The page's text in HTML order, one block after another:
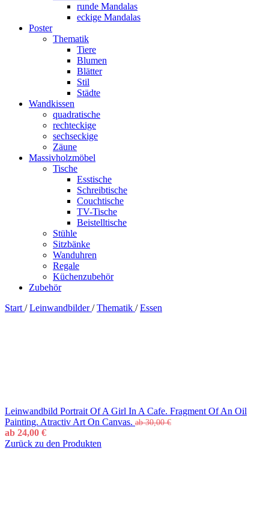
runde Mandalas
eckige Mandalas
Poster
Thematik
Tiere
Blumen
Blätter
Stil
Städte
Wandkissen
quadratische
rechteckige
sechseckige
Zäune
Massivholzmöbel
Tische
Esstische
Schreibtische
Couchtische
TV-Tische
Beistelltische
Stühle
Sitzbänke
Wanduhren
Regale
Küchenzubehör
Zubehör
Start / Leinwandbilder/ Thematik / Essen
Leinwandbild Portrait Of A Girl In A Cafe. Fragment Of An Oil
Painting. Atractiv Art On Canvas. ab30,00€
ab 24,00 €
Zurück zu den Produkten